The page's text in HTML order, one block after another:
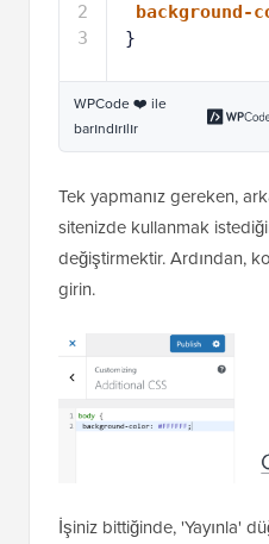
2
3
background-
}
WPCode ❤️ ile
barındırılır
Tek yapmanız gereken,
sitenizde kullanmak
değiştirmektir. Ardından,
girin.
İşiniz bittiğinde, 'Yayınla'